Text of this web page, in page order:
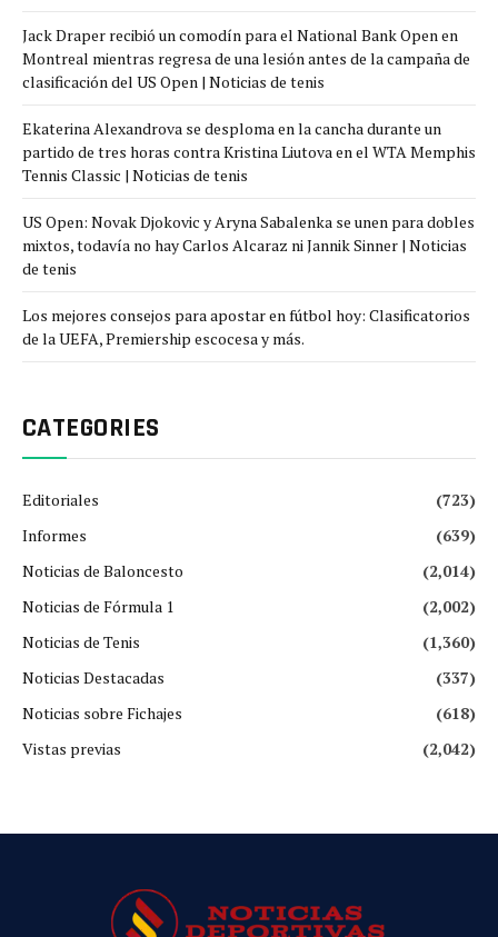
Jack Draper recibió un comodín para el National Bank Open en
Montreal mientras regresa de una lesión antes de la campaña de
clasificación del US Open | Noticias de tenis
Ekaterina Alexandrova se desploma en la cancha durante un
partido de tres horas contra Kristina Liutova en el WTA Memphis
Tennis Classic | Noticias de tenis
US Open: Novak Djokovic y Aryna Sabalenka se unen para dobles
mixtos, todavía no hay Carlos Alcaraz ni Jannik Sinner | Noticias
de tenis
Los mejores consejos para apostar en fútbol hoy: Clasificatorios
de la UEFA, Premiership escocesa y más.
CATEGORIES
Editoriales
(723)
Informes
(639)
Noticias de Baloncesto
(2,014)
Noticias de Fórmula 1
(2,002)
Noticias de Tenis
(1,360)
Noticias Destacadas
(337)
Noticias sobre Fichajes
(618)
Vistas previas
(2,042)